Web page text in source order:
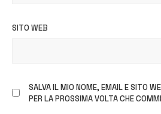
SITO WEB
SALVA IL MIO NOME, EMAIL E SITO
PER LA PROSSIMA VOLTA CHE